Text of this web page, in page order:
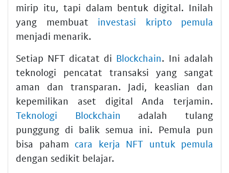
mirip itu, tapi dalam bentuk digital. Inilah
yang membuat investasi kripto pemula
menjadi menarik.
Setiap NFT dicatat di Blockchain. Ini adalah
teknologi pencatat transaksi yang sangat
aman dan transparan. Jadi, keaslian dan
kepemilikan aset digital Anda terjamin.
Teknologi Blockchain adalah tulang
punggung di balik semua ini. Pemula pun
bisa paham cara kerja NFT untuk pemula
dengan sedikit belajar.